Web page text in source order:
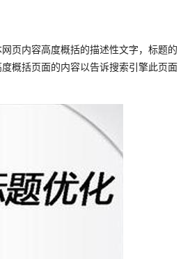
页内容高度概括的描述性文字，标题的
概括页面的内容以告诉搜索引擎此页面